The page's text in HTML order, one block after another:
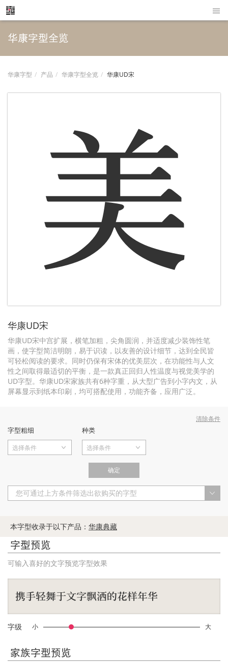
华康字型全览
华康字型 产品 华康字型全览 华康UD宋
美
华康UD宋
华康UD宋中宫扩展，横笔加粗，尖角圆润，并适度减少装饰性笔
画，使字型简洁明朗，易于识读，以友善的设计细节，达到全民皆
可轻松阅读的要求。同时仍保有宋体的优美层次，在功能性与人文
性之间取得最适切的平衡，是一款真正回归人性温度与视觉美学的
UD字型。华康UD宋家族共有6种字重，从大型广告到小字内文，从
屏幕显示到纸本印刷，均可搭配使用，功能齐备，应用广泛。
清除条件
字型粗细
选择条件
种类
选择条件
确定
您可通过上方条件筛选出欲购买的字型
本字型收录于以下产品： 华康典藏
字型预览
可输入喜好的文字预览字型效果
字级 小 大
家族字型预览